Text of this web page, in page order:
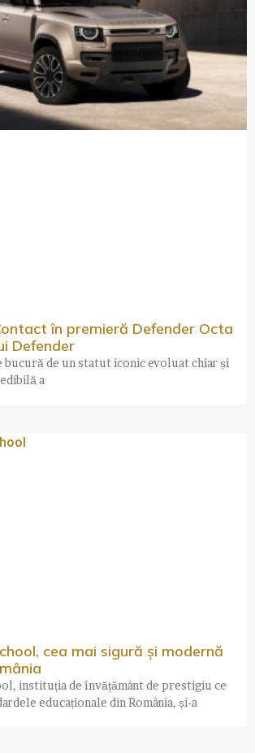
în premieră Defender Octa
Defender
bucură de un statut iconic evoluat chiar și
a
cea mai sigură și modernă
instituția de învățământ de prestigiu ce
educaționale din România, și-a